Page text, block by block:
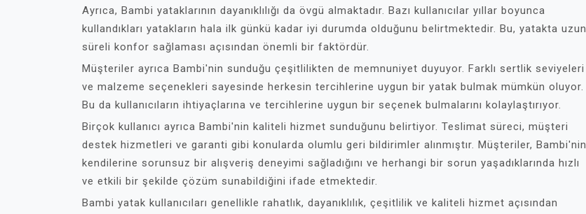
Ayrıca, Bambi yataklarının dayanıklılığı da övgü almaktadır. Bazı kullanıcılar yıllar boyunca
kullandıkları yatakların hala ilk günkü kadar iyi durumda olduğunu belirtmektedir. Bu, yatakta uzun
süreli konfor sağlaması açısından önemli bir faktördür.
Müşteriler ayrıca Bambi'nin sunduğu çeşitlilikten de memnuniyet duyuyor. Farklı sertlik seviyeleri
ve malzeme seçenekleri sayesinde herkesin tercihlerine uygun bir yatak bulmak mümkün oluyor.
Bu da kullanıcıların ihtiyaçlarına ve tercihlerine uygun bir seçenek bulmalarını kolaylaştırıyor.
Birçok kullanıcı ayrıca Bambi'nin kaliteli hizmet sunduğunu belirtiyor. Teslimat süreci, müşteri
destek hizmetleri ve garanti gibi konularda olumlu geri bildirimler alınmıştır. Müşteriler, Bambi'nin
kendilerine sorunsuz bir alışveriş deneyimi sağladığını ve herhangi bir sorun yaşadıklarında hızlı
ve etkili bir şekilde çözüm sunabildiğini ifade etmektedir.
Bambi yatak kullanıcıları genellikle rahatlık, dayanıklılık, çeşitlilik ve kaliteli hizmet açısından